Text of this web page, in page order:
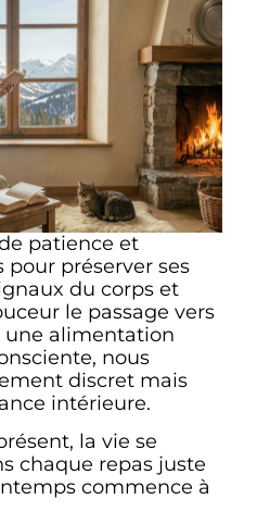
patience et
pour préserver ses
du corps et
le passage vers
une alimentation
nous
discret mais
intérieure.
la vie se
chaque repas juste
commence à